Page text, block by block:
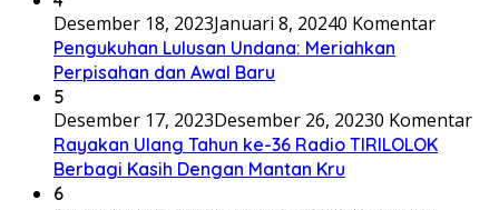
Desember 18, 2023Januari 8, 20240 Komentar
Pengukuhan Lulusan Undana: Meriahkan
Perpisahan dan Awal Baru
5
Desember 17, 2023Desember 26, 20230 Komentar
Rayakan Ulang Tahun ke-36 Radio TIRILOLOK
Berbagi Kasih Dengan Mantan Kru
6